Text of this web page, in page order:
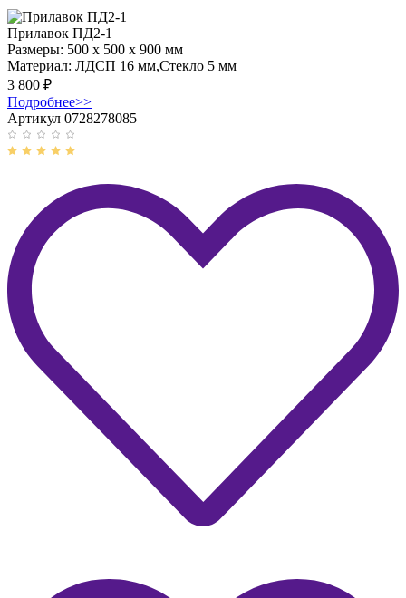
Прилавок ПД2-1
Размеры: 500 x 500 x 900 мм
Материал: ЛДСП 16 мм,Стекло 5 мм
3 800 ₽
Подробнее>>
Артикул 0728278085